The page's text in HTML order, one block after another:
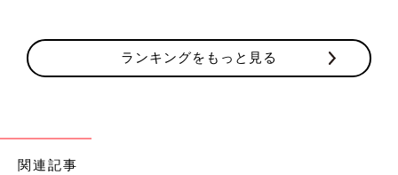
緊急性、対処のしかたについて、小児科医の山
中龍宏先生に解説していただきました。
ワクチンは、病原体をもとに作ったもの。それを赤ちゃんの体に
入れて病気に対する免疫をつくるので、発熱や赤く腫れるなどの
ましょう。気になるときは、受診した方が安心です（文・ひよこ
クラブ編集部）
ランキングをもっと見る
関連記事